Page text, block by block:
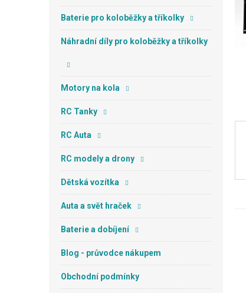
Baterie pro koloběžky a tříkolky
Náhradní díly pro koloběžky a tříkolky
Motory na kola
RC Tanky
RC Auta
RC modely a drony
Dětská vozítka
Auta a svět hraček
Baterie a dobíjení
Blog - průvodce nákupem
Obchodní podmínky